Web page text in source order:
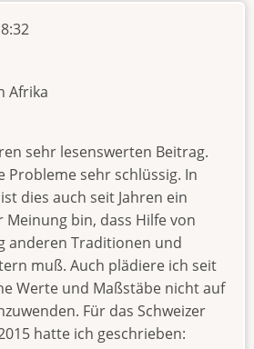
Afrika
sehr lesenswerten Beitrag.
Probleme sehr schlüssig. In
dies auch seit Jahren ein
Meinung bin, dass Hilfe von
anderen Traditionen und
muß. Auch plädiere ich seit
Werte und Maßstäbe nicht auf
Für das Schweizer
hatte ich geschrieben: